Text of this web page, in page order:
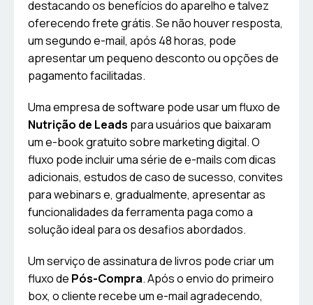
destacando os benefícios do aparelho e talvez
oferecendo frete grátis. Se não houver resposta,
um segundo e-mail, após 48 horas, pode
apresentar um pequeno desconto ou opções de
pagamento facilitadas.
Uma empresa de software pode usar um fluxo de
Nutrição de Leads para usuários que baixaram
um e-book gratuito sobre marketing digital. O
fluxo pode incluir uma série de e-mails com dicas
adicionais, estudos de caso de sucesso, convites
para webinars e, gradualmente, apresentar as
funcionalidades da ferramenta paga como a
solução ideal para os desafios abordados.
Um serviço de assinatura de livros pode criar um
fluxo de Pós-Compra. Após o envio do primeiro
box, o cliente recebe um e-mail agradecendo,